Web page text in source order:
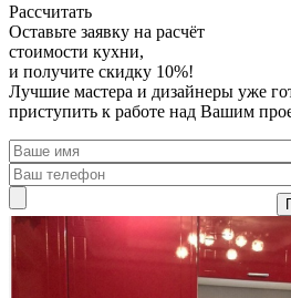
Рассчитать
Оставьте заявку на расчёт
стоимости кухни,
и получите скидку 10%!
Лучшие мастера и дизайнеры уже
приступить к работе над Вашим